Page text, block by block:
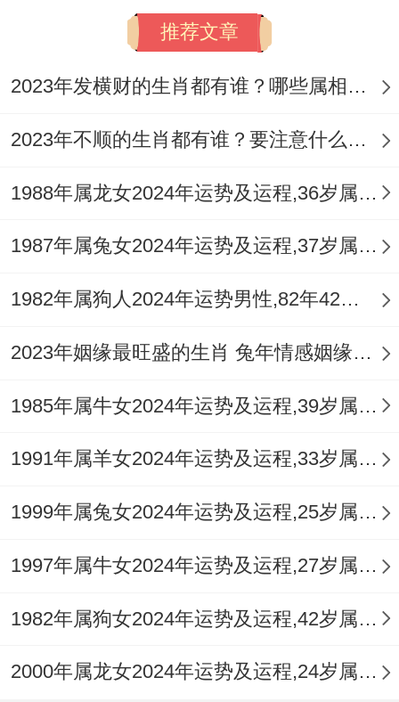
财，但此方恰为岁破方，吉星与岁破同宫，
吉凶参半，那可在此方保持洁净明亮，引入
人缘之力，但务必避免任何形式的「动」
试、进修或从事创意工作的鼠男极为有利，
可在此方位摆放祥安阁登榜扬名摆件，借助
智慧与名望，八白左辅星飞临正东方，此为
持此区域气流畅通、整洁有序，可设置财神
位或摆放标记财富的饰品，如祥安阁聚宝皆
步骤？
流年劫财夺财之势昭然故在财务决策上首重
为，如股票短线炒作、虚拟货币投机或不熟
推荐文章
2023年发横财的生肖都有谁？哪些属相财运旺盛？
2023年不顺的生肖都有谁？要注意什么呢？
1988年属龙女2024年运势及运程,36岁属龙人2024全年每月运势女性如何
1987年属兔女2024年运势及运程,37岁属兔人2024全年每月运势女性如何
1982年属狗人2024年运势男性,82年42岁属狗男2024年每月运程怎么样
2023年姻缘最旺盛的生肖 兔年情感姻缘运比较旺的属相
1985年属牛女2024年运势及运程,39岁属牛人2024全年每月运势女性如何
1991年属羊女2024年运势及运程,33岁属羊人2024全年每月运势女性如何
1999年属兔女2024年运势及运程,25岁属兔人2024全年每月运势女性如何
1997年属牛女2024年运势及运程,27岁属牛人2024全年每月运势女性如何
1982年属狗女2024年运势及运程,42岁属狗人2024全年每月运势女性如何
2000年属龙女2024年运势及运程,24岁属龙人2024全年每月运势女性如何